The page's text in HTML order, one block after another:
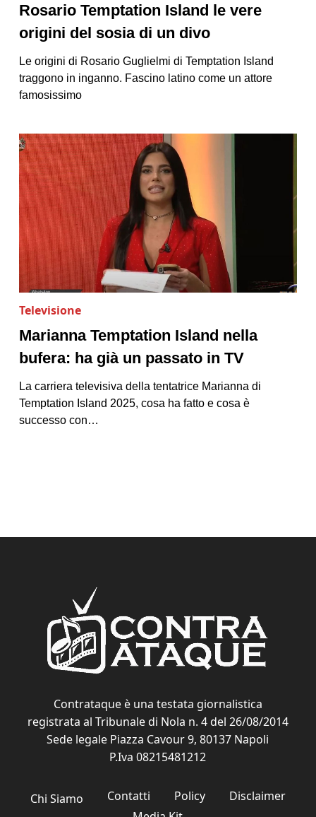
Rosario Temptation Island le vere
origini del sosia di un divo
Le origini di Rosario Guglielmi di Temptation Island
traggono in inganno. Fascino latino come un attore
famosissimo
Televisione
Marianna Temptation Island nella
bufera: ha già un passato in TV
La carriera televisiva della tentatrice Marianna di
Temptation Island 2025, cosa ha fatto e cosa è
successo con…
Contrataque è una testata giornalistica
registrata al Tribunale di Nola n. 4 del 26/08/2014
Sede legale Piazza Cavour 9, 80137 Napoli
P.Iva 08215481212
Chi Siamo Contatti Policy
Disclaimer